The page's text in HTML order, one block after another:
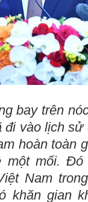
bay trên
đi vào lịch
hoàn toàn
một mối.
Nam
khăn gian